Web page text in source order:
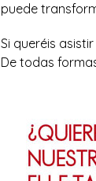
puede
Si queréis
De todas